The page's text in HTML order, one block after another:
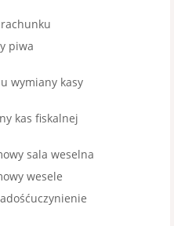
piwa
wymiany kasy
kas fiskalnej
sala weselna
wesele